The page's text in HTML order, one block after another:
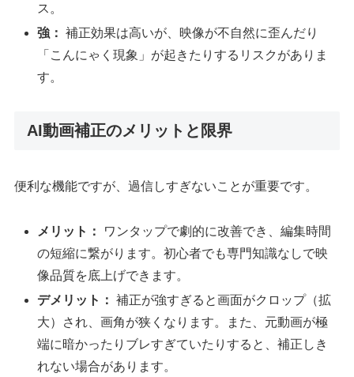
ス。
強： 補正効果は高いが、映像が不自然に歪んだり
「こんにゃく現象」が起きたりするリスクがありま
す。
AI動画補正のメリットと限界
便利な機能ですが、過信しすぎないことが重要です。
メリット：
ワンタップで劇的に改善でき、編集時間
の短縮に繋がります。初心者でも専門知識なしで映
像品質を底上げできます。
デメリット： 補正が強すぎると画面がクロップ（拡
大）され、画角が狭くなります。また、元動画が極
端に暗かったりブレすぎていたりすると、補正しき
れない場合があります。